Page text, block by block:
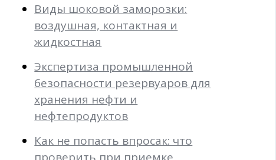
Виды шоковой заморозки:
воздушная, контактная и
жидкостная
Экспертиза промышленной
безопасности резервуаров для
хранения нефти и
нефтепродуктов
Как не попасть впросак: что